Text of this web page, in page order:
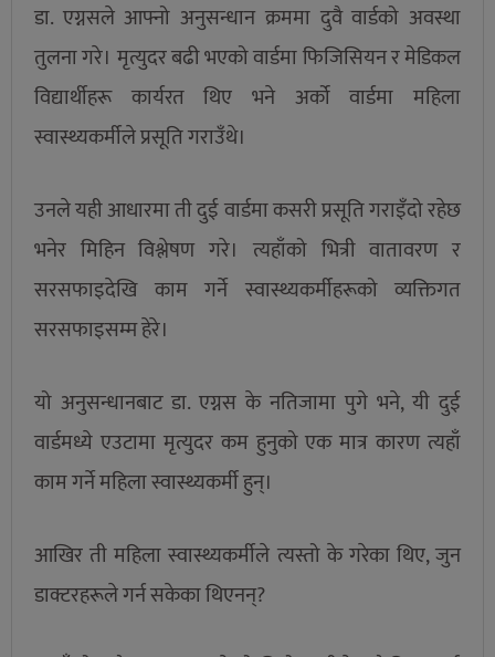
डा. एग्नसले आफ्नो अनुसन्धान क्रममा दुवै वार्डको अवस्था
तुलना गरे। मृत्युदर बढी भएको वार्डमा फिजिसियन र मेडिकल
विद्यार्थीहरू कार्यरत थिए भने अर्को वार्डमा महिला
स्वास्थ्यकर्मीले प्रसूति गराउँथे।
उनले यही आधारमा ती दुई वार्डमा कसरी प्रसूति गराइँदो रहेछ
भनेर मिहिन विश्लेषण गरे। त्यहाँको भित्री वातावरण र
सरसफाइदेखि काम गर्ने स्वास्थ्यकर्मीहरूको व्यक्तिगत
सरसफाइसम्म हेरे।
यो अनुसन्धानबाट डा. एग्नस के नतिजामा पुगे भने, यी दुई
वार्डमध्ये एउटामा मृत्युदर कम हुनुको एक मात्र कारण त्यहाँ
काम गर्ने महिला स्वास्थ्यकर्मी हुन्।
आखिर ती महिला स्वास्थ्यकर्मीले त्यस्तो के गरेका थिए, जुन
डाक्टरहरूले गर्न सकेका थिएनन्?